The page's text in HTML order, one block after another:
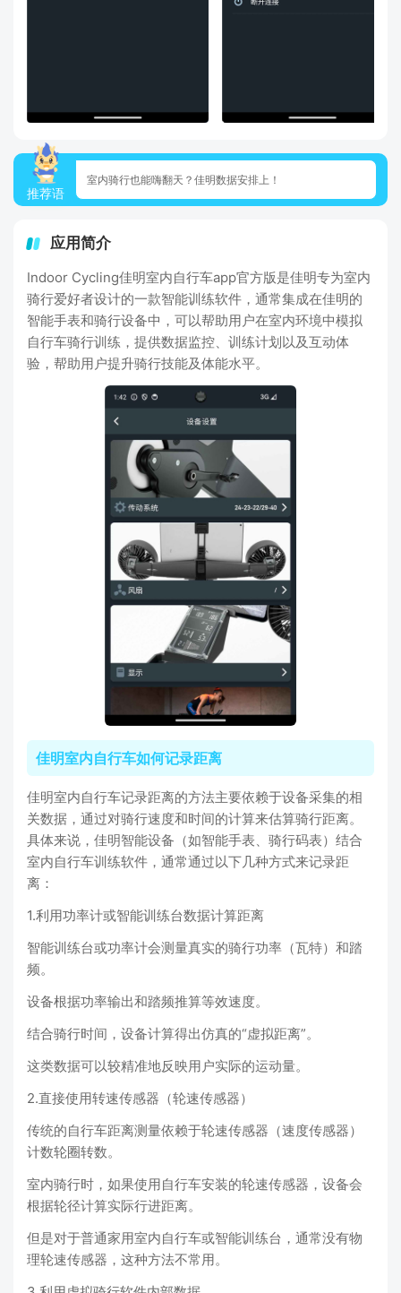
推荐语
室内骑行也能嗨翻天？佳明数据安排上！
应用简介
Indoor Cycling佳明室内自行车app官方版是佳明专为室内
骑行爱好者设计的一款智能训练软件，通常集成在佳明的
智能手表和骑行设备中，可以帮助用户在室内环境中模拟
自行车骑行训练，提供数据监控、训练计划以及互动体
验，帮助用户提升骑行技能及体能水平。
佳明室内自行车如何记录距离
佳明室内自行车记录距离的方法主要依赖于设备采集的相
关数据，通过对骑行速度和时间的计算来估算骑行距离。
具体来说，佳明智能设备（如智能手表、骑行码表）结合
室内自行车训练软件，通常通过以下几种方式来记录距
离：
1.利用功率计或智能训练台数据计算距离
智能训练台或功率计会测量真实的骑行功率（瓦特）和踏
频。
设备根据功率输出和踏频推算等效速度。
结合骑行时间，设备计算得出仿真的“虚拟距离”。
这类数据可以较精准地反映用户实际的运动量。
2.直接使用转速传感器（轮速传感器）
传统的自行车距离测量依赖于轮速传感器（速度传感器）
计数轮圈转数。
室内骑行时，如果使用自行车安装的轮速传感器，设备会
根据轮径计算实际行进距离。
但是对于普通家用室内自行车或智能训练台，通常没有物
理轮速传感器，这种方法不常用。